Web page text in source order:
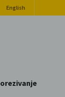
English